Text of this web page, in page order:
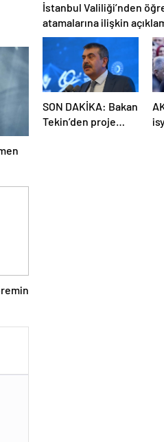
İstanbul Valiliği’nden
atamalarına ilişkin
SON DAKİKA: Bakan
Tekin’den proje